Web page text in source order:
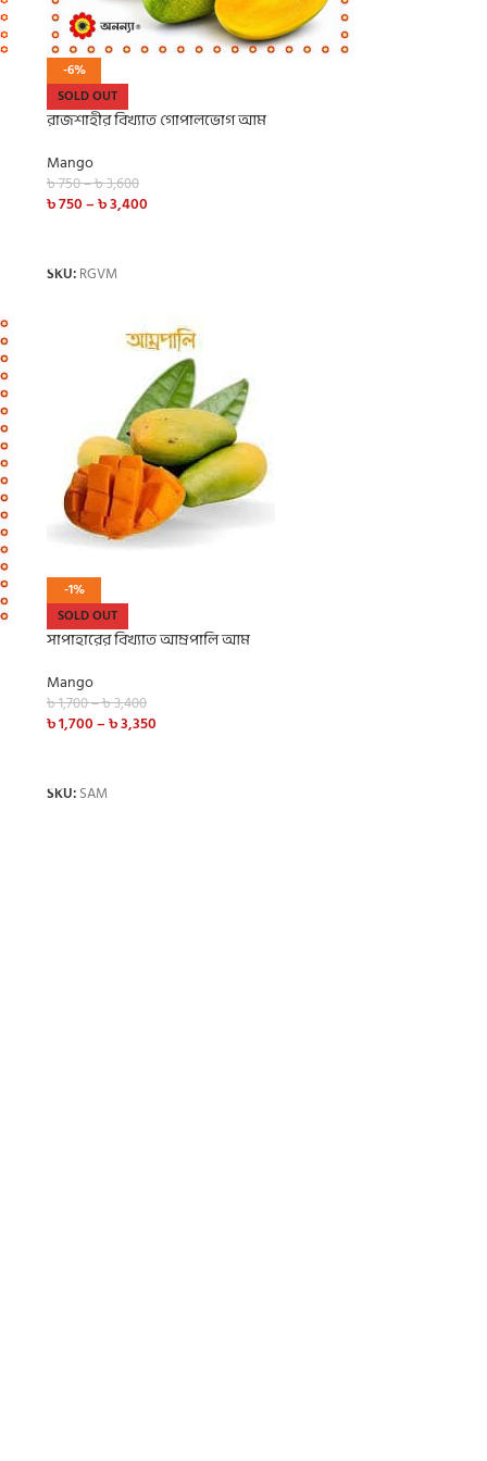
-6%
SOLD OUT
রাজশাহীর বিখ্যাত গোপালভোগ আম
Mango
৳750–৳3,600
৳750–৳3,400
SKU: RGVM
-1%
SOLD OUT
সাপাহারের বিখ্যাত আম্রপালি আম
Mango
৳1,700–৳3,400
৳1,700–৳3,350
SKU: SAM